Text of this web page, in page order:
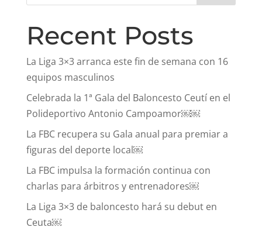
Recent Posts
La Liga 3×3 arranca este fin de semana con 16
equipos masculinos
Celebrada la 1ª Gala del Baloncesto Ceutí en el
Polideportivo Antonio Campoamor￼￼
La FBC recupera su Gala anual para premiar a
figuras del deporte local￼
La FBC impulsa la formación continua con
charlas para árbitros y entrenadores￼
La Liga 3×3 de baloncesto hará su debut en
Ceuta￼